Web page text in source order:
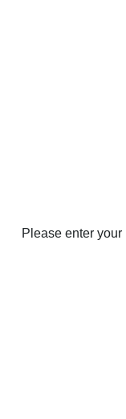
Please enter